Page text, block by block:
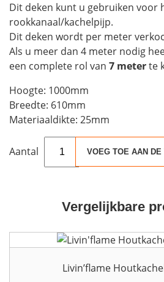
Accessoires
Contact
Dit deken kunt u gebruiken voor
rookkanaal/kachelpijp.
Dit deken wordt per meter
Als u meer dan 4 meter nodig
een complete rol van 7 meterte
Hoogte: 1000mm
Breedte: 610mm
Materiaaldikte: 25mm
isolatiedeken
1260HP
1000x610x25mm
aantal
VOEG TOE AAN DE
Vergelijkbare
Livin’flame